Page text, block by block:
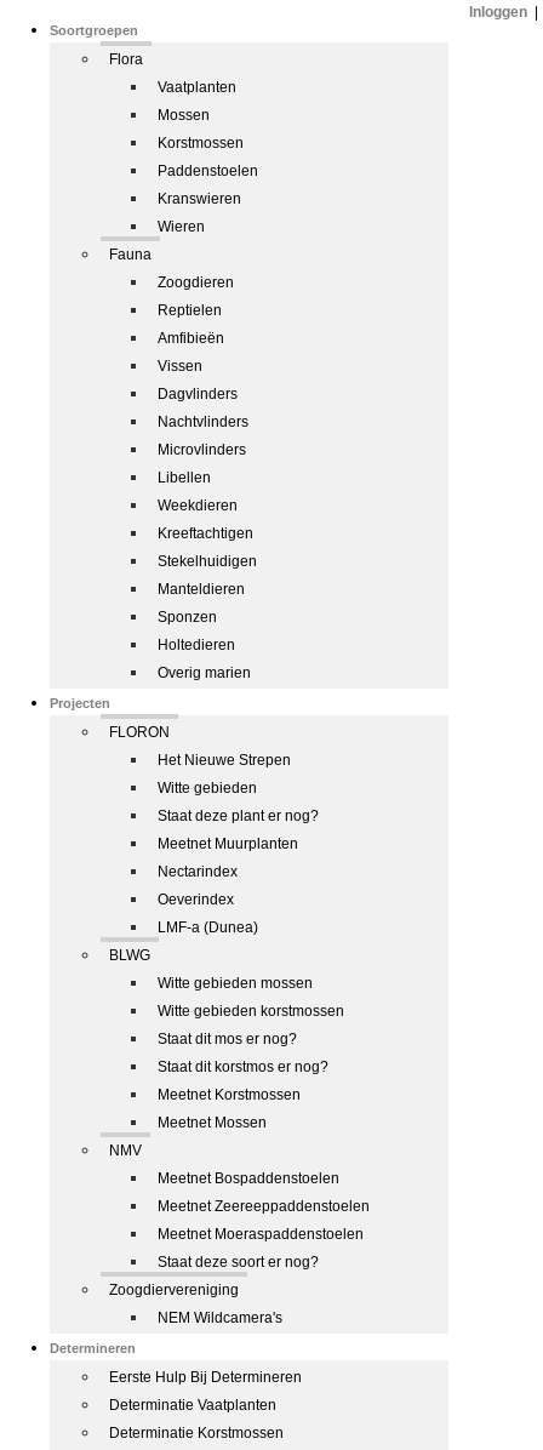
Soortgroepen
Flora
Vaatplanten
Mossen
Korstmossen
Paddenstoelen
Kranswieren
Wieren
Fauna
Zoogdieren
Reptielen
Amfibieën
Vissen
Dagvlinders
Nachtvlinders
Microvlinders
Libellen
Weekdieren
Kreeftachtigen
Stekelhuidigen
Manteldieren
Sponzen
Holtedieren
Overig marien
Projecten
FLORON
Het Nieuwe Strepen
Witte gebieden
Staat deze plant er nog?
Meetnet Muurplanten
Nectarindex
Oeverindex
LMF-a (Dunea)
BLWG
Witte gebieden mossen
Witte gebieden korstmossen
Staat dit mos er nog?
Staat dit korstmos er nog?
Meetnet Korstmossen
Meetnet Mossen
NMV
Meetnet Bospaddenstoelen
Meetnet Zeereeppaddenstoelen
Meetnet Moeraspaddenstoelen
Staat deze soort er nog?
Zoogdiervereniging
NEM Wildcamera's
Determineren
Eerste Hulp Bij Determineren
Determinatie Vaatplanten
Determinatie Korstmossen
Inloggen